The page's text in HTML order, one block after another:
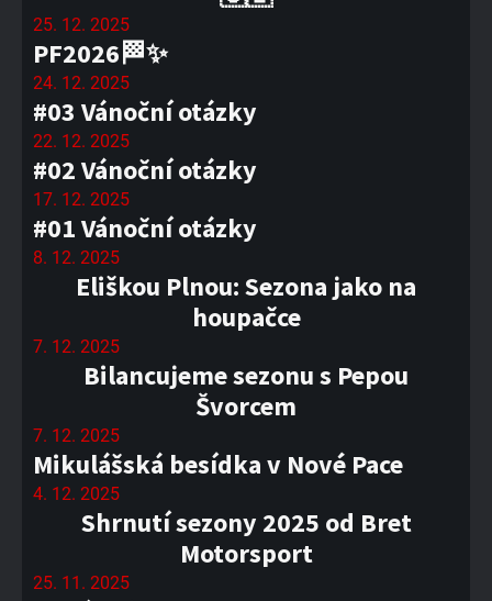
25. 12. 2025
PF2026🏁✨
24. 12. 2025
#03 Vánoční otázky
22. 12. 2025
#02 Vánoční otázky
17. 12. 2025
#01 Vánoční otázky
8. 12. 2025
Eliškou Plnou: Sezona jako na
houpačce
7. 12. 2025
Bilancujeme sezonu s Pepou
Švorcem
7. 12. 2025
Mikulášská besídka v Nové Pace
4. 12. 2025
Shrnutí sezony 2025 od Bret
Motorsport
25. 11. 2025